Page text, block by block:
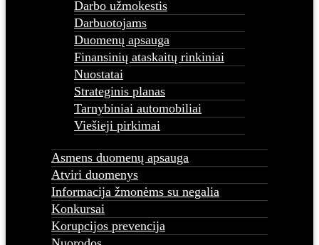
Darbo užmokestis
Darbuotojams
Duomenų apsauga
Finansinių ataskaitų rinkiniai
Nuostatai
Strateginis planas
Tarnybiniai automobiliai
Viešieji pirkimai
Asmens duomenų apsauga
Atviri duomenys
Informacija žmonėms su negalia
Konkursai
Korupcijos prevencija